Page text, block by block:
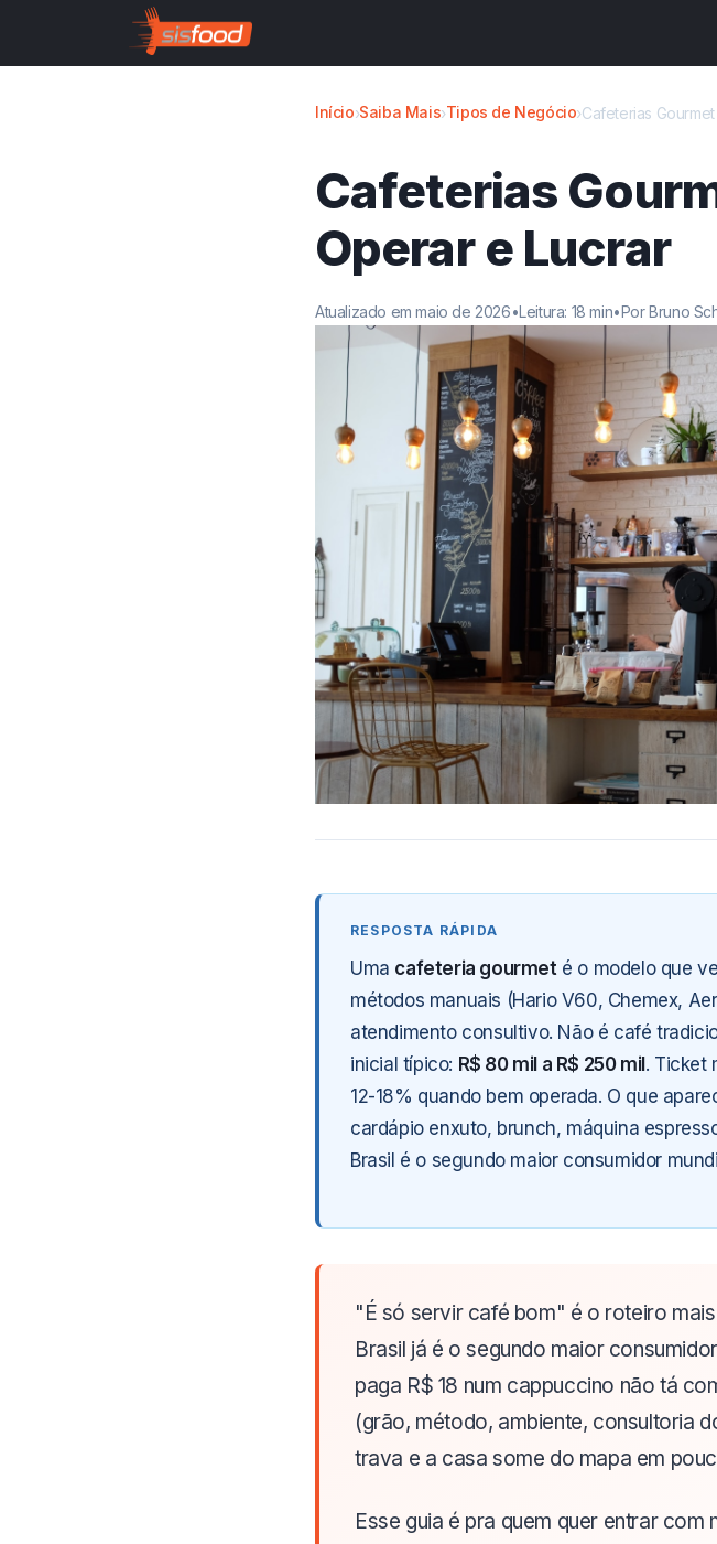
Início›Saiba Mais›Tipos de Negócio›Cafeterias Gourmet
Cafeterias
Operar e Lucrar
Atualizado em maio de 2026•Leitura: 18 min•Por Bruno
Uma cafeteria gourmeté o modelo que
métodos manuais (Hario V60, Chemex,
atendimento consultivo. Não é café
inicial típico: R$ 80 mil a R$ 250 mil . Ticket
12-18% quando bem operada. O que
cardápio enxuto, brunch, máquina
Brasil é o segundo maior consumidor
"É só servir café bom" é o roteiro
Brasil já é o segundo maior
paga R$ 18 num cappuccino não tá
(grão, método, ambiente, consultoria
trava e a casa some do mapa em
Esse guia é pra quem quer entrar